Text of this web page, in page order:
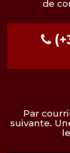
de
Par
suivante.